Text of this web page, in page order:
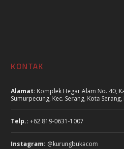
KONTAK
Alamat: Komplek Hegar Alam No. 40,
Sumurpecung, Kec. Serang, Kota
Telp.: +62 819-0631-1007
Instagram: @kurungbukacom